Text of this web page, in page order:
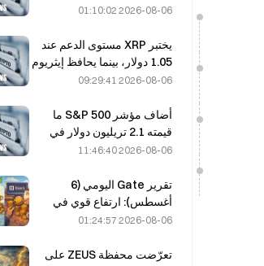
الصينيين المزوّدة بالذكاء
السادس (6G).
2026-08-06 01:10:02
يختبر XRP مستوى الدعم عند
1.05 دولار، بينما يحافظ إيثريوم
على مستوى 1,908 دولارات
2026-08-06 09:29:41
أضاف مؤشر S&P 500 ما
قيمته 2.1 تريليون دولار في
أغسطس، مرتفعًا بنسبة
سوى مكاسب بنسبة 2%.
2026-08-06 11:46:40
تقرير Gate اليومي (6
أغسطس): ارتفاع قوي في
الأسهم الممتازة لشركة
ترفع توقعاتها للعام 2026
2026-08-06 01:24:57
تعرّضت محفظة ZEUS على